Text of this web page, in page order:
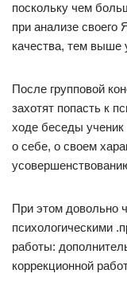
поскольку чем
при анализе
качества, тем выше
После групповой
захотят попасть к
ходе беседы ученик
о себе, о своем
При этом довольно
психологическими
работы:
коррекционной